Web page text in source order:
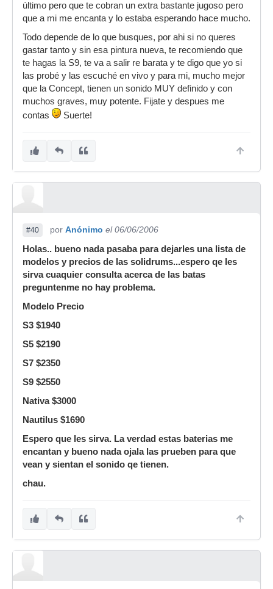
último pero que te cobran un extra bastante jugoso pero
que a mi me encanta y lo estaba esperando hace mucho.
Todo depende de lo que busques, por ahi si no queres
gastar tanto y sin esa pintura nueva, te recomiendo que
te hagas la S9, te va a salir re barata y te digo que yo si
las probé y las escuché en vivo y para mi, mucho mejor
que la Concept, tienen un sonido MUY definido y con
muchos graves, muy potente. Fijate y despues me
contas
Suerte!
#40 por Anónimo el 06/06/2006
Holas.. bueno nada pasaba para dejarles una lista de
modelos y precios de las solidrums...espero qe les
sirva cuaquier consulta acerca de las batas
preguntenme no hay problema.
Modelo Precio
S3 $1940
S5 $2190
S7 $2350
S9 $2550
Nativa $3000
Nautilus $1690
Espero que les sirva. La verdad estas baterias me
encantan y bueno nada ojala las prueben para que
vean y sientan el sonido qe tienen.
chau.